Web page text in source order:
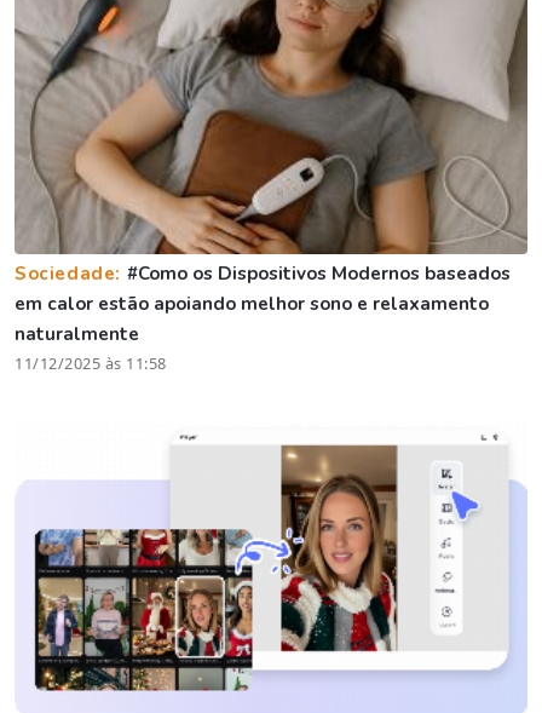
Sociedade: #Como os Dispositivos Modernos baseados
em calor estão apoiando melhor sono e relaxamento
naturalmente
11/12/2025 às 11:58